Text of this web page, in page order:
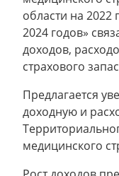
области на
2024 годов»
доходов,
страхового
Предлагается
доходную и
медицинского